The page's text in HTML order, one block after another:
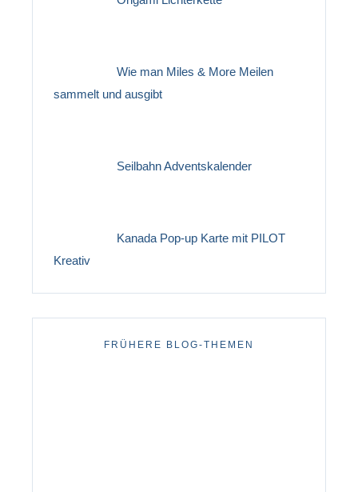
Wie man Miles & More Meilen
sammelt und ausgibt
Seilbahn Adventskalender
Kanada Pop-up Karte mit PILOT
Kreativ
FRÜHERE BLOG-THEMEN